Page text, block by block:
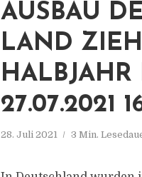
AUSBAU
LAND
27.07.2021
28. Juli 2021 3 Min.